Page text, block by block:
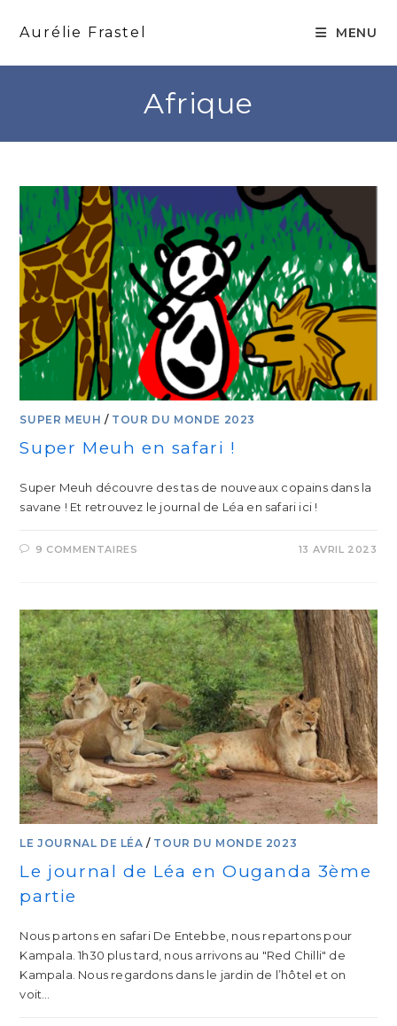
Aurélie Frastel MENU
Afrique
SUPER MEUH / TOUR DU MONDE 2023
Super Meuh en safari !
Super Meuh découvre des tas de nouveaux copains dans la
savane ! Et retrouvez le journal de Léa en safari ici !
9 COMMENTAIRES 13 AVRIL 2023
LE JOURNAL DE LÉA / TOUR DU MONDE 2023
Le journal de Léa en Ouganda 3ème
partie
Nous partons en safari De Entebbe, nous repartons pour
Kampala. 1h30 plus tard, nous arrivons au "Red Chilli" de
Kampala. Nous regardons dans le jardin de l’hôtel et on
voit…